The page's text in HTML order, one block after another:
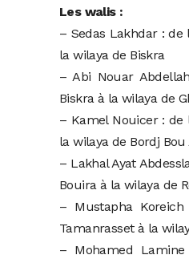
Les walis :
– Sedas Lakhdar : de
la wilaya de Biskra
– Abi Nouar
Biskra à la wilaya de
– Kamel Nouicer : de
la wilaya de Bordj
– Lakhal Ayat
Bouira à la wilaya de
– Mustapha
Tamanrasset à la
– Mohamed